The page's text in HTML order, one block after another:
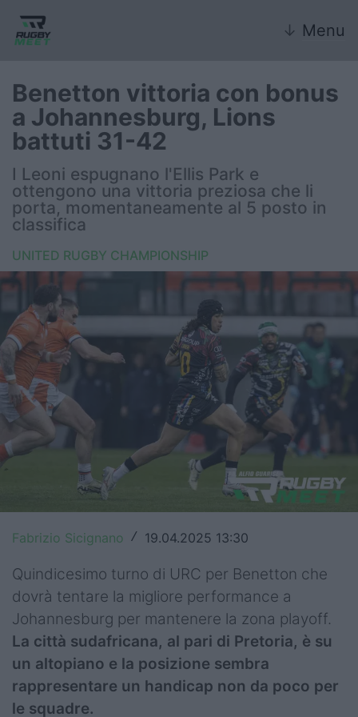
↓ Menu
Nazionale
Nazionali giovanili
Rugby Sevens
Internazionale
6 Nazioni
United Rugby Championship
Top14
Premiership
Champions Cup
Challenge Cup
Super Rugby
Rugby in TV
Mercato
Serie A Elite
Benetton vittoria con bonus
a Johannesburg, Lions
battuti 31-42
I Leoni espugnano l'Ellis Park e
ottengono una vittoria preziosa che li
porta, momentaneamente al 5 posto in
classifica
UNITED RUGBY CHAMPIONSHIP
Fabrizio Sicignano / 19.04.2025 13:30
Quindicesimo turno di URC per Benetton che
dovrà tentare la migliore performance a
Johannesburg per mantenere la zona playoff.
La città sudafricana, al pari di Pretoria, è su
un altopiano e la posizione sembra
rappresentare un handicap non da poco per
le squadre.